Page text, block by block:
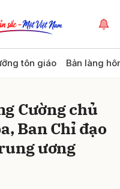
tôn giáo Bản làng
Cường chủ
Ban Chỉ đạo
ương